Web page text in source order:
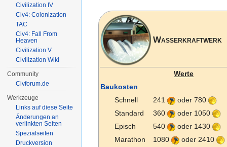
Wasserkraftwerk
Werte
Baukosten
Schnell
241
oder 780
Standard
360
oder 1050
Episch
540
oder 1430
Marathon
1080
oder 2410
Civilization IV
Civ4: Colonization
TAC
Civ4: Fall From
Heaven
Civilization V
Civilization Wiki
Community
Civforum.de
Werkzeuge
Links auf diese Seite
Änderungen an
verlinkten Seiten
Spezialseiten
Druckversion